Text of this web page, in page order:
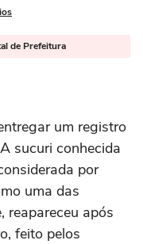
de Prefeitura
um registro
sucuri conhecida
por
uma das
reapareceu após
feito pelos